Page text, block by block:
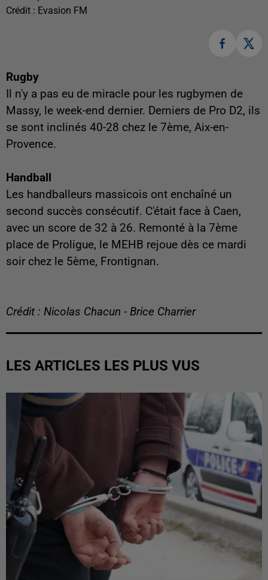
Crédit : Evasion FM
Rugby
Il n'y a pas eu de miracle pour les rugbymen de
Massy, le week-end dernier. Derniers de Pro D2, ils
se sont inclinés 40-28 chez le 7ème, Aix-en-
Provence.
Handball
Les handballeurs massicois ont enchaîné un
second succès consécutif. C'était face à Caen,
avec un score de 32 à 26. Remonté à la 7ème
place de Proligue, le MEHB rejoue dès ce mardi
soir chez le 5ème, Frontignan.
Crédit : Nicolas Chacun - Brice Charrier
LES ARTICLES LES PLUS VUS